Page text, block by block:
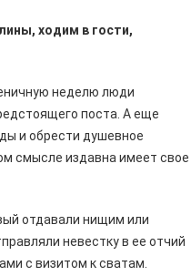
ходим в гости,
неделю люди
поста. А еще
и обрести душевное
смысле издавна имеет свое
отдавали нищим или
невестку в ее отчий
с визитом к сватам.